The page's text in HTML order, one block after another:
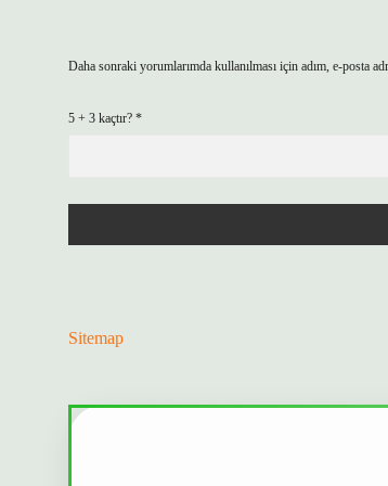
Daha sonraki yorumlarımda kullanılması için adım, e-posta
5 + 3 kaçtır? *
Sitemap